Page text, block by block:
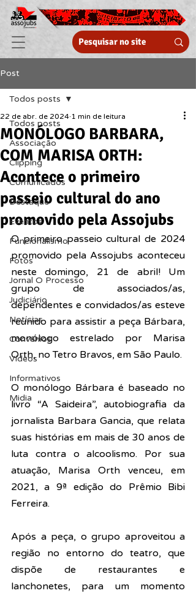
Post
Todos posts
Associação
Clipping
Comunicados
Destaque
Eventos
Funcionalismo
Fotos
Jornal O Processo
Judiciário
Notícias
Convênios
Vídeos
Informativos
Midia
Todos posts
MONÓLOGO BARBARA,
COM MARISA ORTH:
Acontece o primeiro
passeio cultural do ano
promovido pela Assojubs
22 de abr. de 2024 1 min de leitura
O primeiro passeio cultural de 2024
promovido pela Assojubs aconteceu
neste domingo, 21 de abril! Um
grupo de associados/as,
dependentes e convidados/as esteve
reunido para assistir a peça Bárbara,
monólogo estrelado por Marisa
Orth, no Tetro Bravos, em São Paulo.
O monólogo Bárbara é baseado no
livro “A Saideira”, autobiografia da
jornalista Barbara Gancia, que relata
suas histórias em mais de 30 anos de
luta contra o alcoolismo. Por sua
atuação, Marisa Orth venceu, em
2021, a 9ª edição do Prêmio Bibi
Ferreira.
Após a peça, o grupo aproveitou a
região no entorno do teatro, que
dispõe de restaurantes e
lanchonetes, para um momento